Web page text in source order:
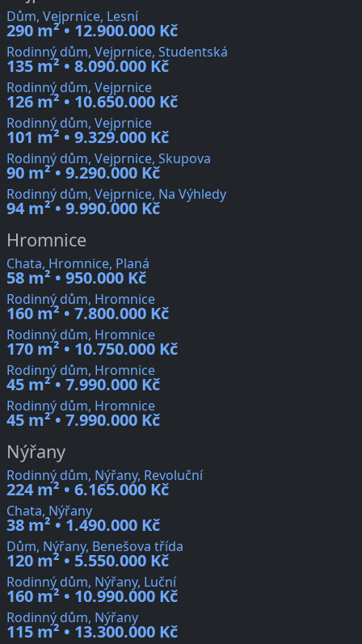
Dům, Vejprnice, Lesní
290 m² • 12.900.000 Kč
Rodinný dům, Vejprnice, Studentská
135 m² • 8.090.000 Kč
Rodinný dům, Vejprnice
126 m² • 10.650.000 Kč
Rodinný dům, Vejprnice
101 m² • 9.329.000 Kč
Rodinný dům, Vejprnice, Skupova
90 m² • 9.290.000 Kč
Rodinný dům, Vejprnice, Na Výhledy
94 m² • 9.990.000 Kč
Hromnice
Chata, Hromnice, Planá
58 m² • 950.000 Kč
Rodinný dům, Hromnice
160 m² • 7.800.000 Kč
Rodinný dům, Hromnice
170 m² • 10.750.000 Kč
Rodinný dům, Hromnice
45 m² • 7.990.000 Kč
Rodinný dům, Hromnice
45 m² • 7.990.000 Kč
Nýřany
Rodinný dům, Nýřany, Revoluční
224 m² • 6.165.000 Kč
Chata, Nýřany
38 m² • 1.490.000 Kč
Dům, Nýřany, Benešova třída
120 m² • 5.550.000 Kč
Rodinný dům, Nýřany, Luční
160 m² • 10.990.000 Kč
Rodinný dům, Nýřany
115 m² • 13.300.000 Kč